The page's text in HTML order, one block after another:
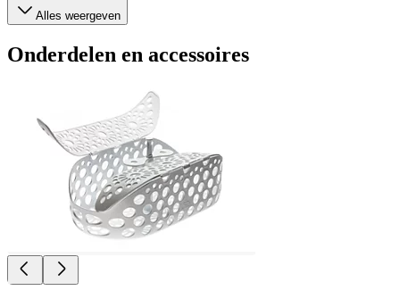
Alles weergeven
Onderdelen en accessoires